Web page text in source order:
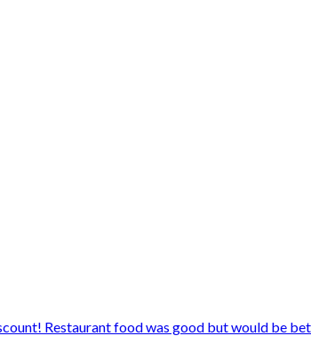
Restaurant food was good but would be